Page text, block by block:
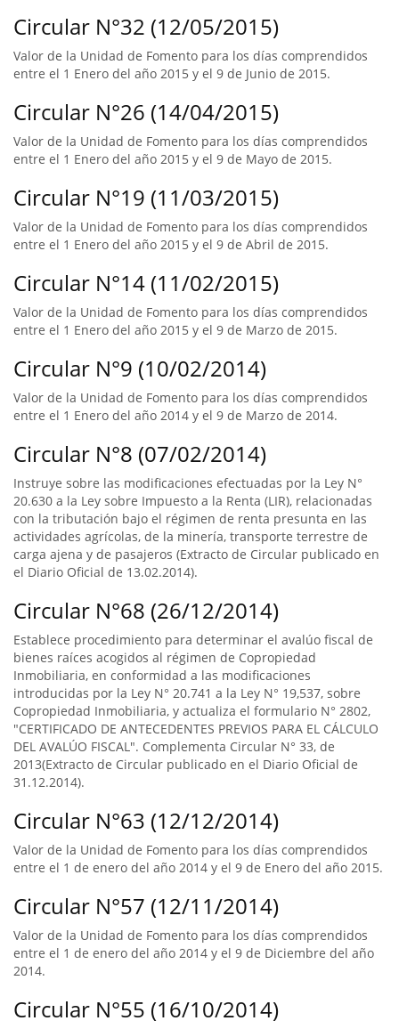
Circular N°32 (12/05/2015)
Valor de la Unidad de Fomento para los días comprendidos
entre el 1 Enero del año 2015 y el 9 de Junio de 2015.
Circular N°26 (14/04/2015)
Valor de la Unidad de Fomento para los días comprendidos
entre el 1 Enero del año 2015 y el 9 de Mayo de 2015.
Circular N°19 (11/03/2015)
Valor de la Unidad de Fomento para los días comprendidos
entre el 1 Enero del año 2015 y el 9 de Abril de 2015.
Circular N°14 (11/02/2015)
Valor de la Unidad de Fomento para los días comprendidos
entre el 1 Enero del año 2015 y el 9 de Marzo de 2015.
Circular N°9 (10/02/2014)
Valor de la Unidad de Fomento para los días comprendidos
entre el 1 Enero del año 2014 y el 9 de Marzo de 2014.
Circular N°8 (07/02/2014)
Instruye sobre las modificaciones efectuadas por la Ley N°
20.630 a la Ley sobre Impuesto a la Renta (LIR), relacionadas
con la tributación bajo el régimen de renta presunta en las
actividades agrícolas, de la minería, transporte terrestre de
carga ajena y de pasajeros (Extracto de Circular publicado en
el Diario Oficial de 13.02.2014).
Circular N°68 (26/12/2014)
Establece procedimiento para determinar el avalúo fiscal de
bienes raíces acogidos al régimen de Copropiedad
Inmobiliaria, en conformidad a las modificaciones
introducidas por la Ley N° 20.741 a la Ley N° 19,537, sobre
Copropiedad Inmobiliaria, y actualiza el formulario N° 2802,
"CERTIFICADO DE ANTECEDENTES PREVIOS PARA EL CÁLCULO
DEL AVALÚO FISCAL". Complementa Circular N° 33, de
2013(Extracto de Circular publicado en el Diario Oficial de
31.12.2014).
Circular N°63 (12/12/2014)
Valor de la Unidad de Fomento para los días comprendidos
entre el 1 de enero del año 2014 y el 9 de Enero del año 2015.
Circular N°57 (12/11/2014)
Valor de la Unidad de Fomento para los días comprendidos
entre el 1 de enero del año 2014 y el 9 de Diciembre del año
2014.
Circular N°55 (16/10/2014)